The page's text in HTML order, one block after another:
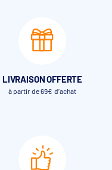
LIVRAISON OFFERTE
à partir de 69€ d’achat